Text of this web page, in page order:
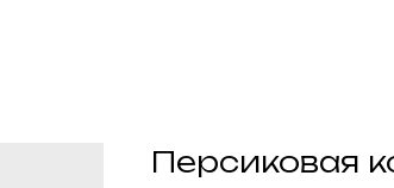
Персиковая